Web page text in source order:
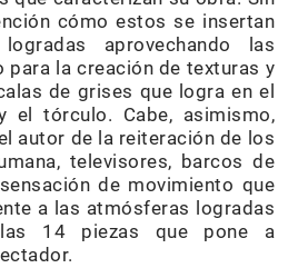
cómo estos se insertan
aprovechando las
para la creación de texturas y
de grises que logra en el
el tórculo. Cabe, asimismo,
autor de la reiteración de los
televisores, barcos de
de movimiento que
a las atmósferas logradas
14 piezas que pone a